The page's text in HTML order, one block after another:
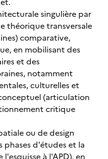
singulière par
théorique transversale
comparative,
en mobilisant des
et des
notamment
culturelles et
(articulation
critique
ou de design
d'études et la
à l'APD), en